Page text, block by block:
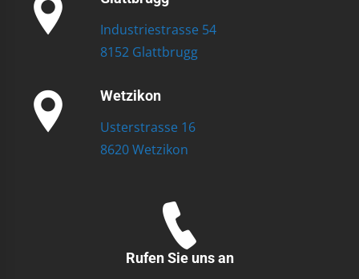
Industriestrasse 54
8152 Glattbrugg
Wetzikon
Usterstrasse 16
8620 Wetzikon
Rufen Sie uns an